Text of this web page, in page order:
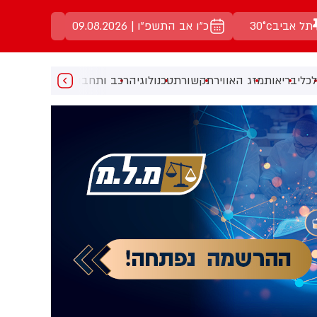
תל אביב30°c כ"ו אב התשפ"ו | 09.08.2026
בריאותמזג האווירתקשורתטכנולוגיהרכב ותחבורהמעניין